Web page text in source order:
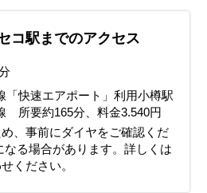
コ駅までのアクセス
快速エアポート」利用小樽駅
所要約165分、料金3.540円
、事前にダイヤをご確認くだ
る場合があります。詳しくは
ください。